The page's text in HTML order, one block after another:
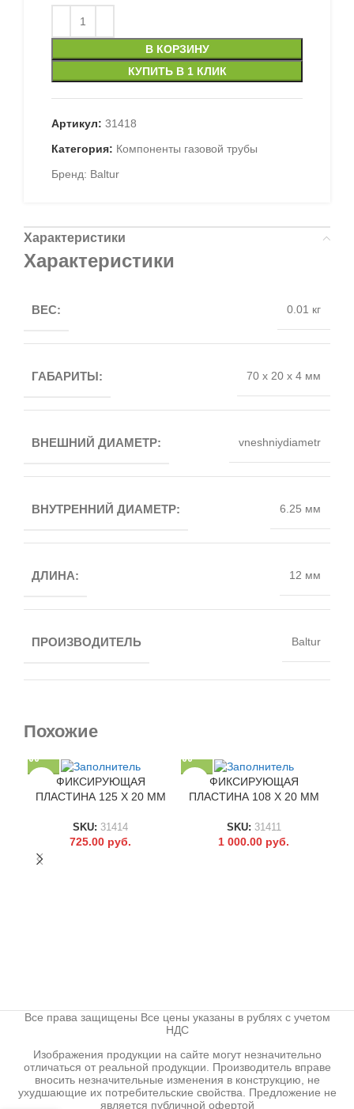
В КОРЗИНУ
КУПИТЬ В 1 КЛИК
Артикул: 31418
Категория: Компоненты газовой трубы
Бренд: Baltur
Характеристики
Характеристики
ВЕС: 0.01 кг
ГАБАРИТЫ: 70 x 20 x 4 мм
ВНЕШНИЙ ДИАМЕТР: vneshniydiametr
ВНУТРЕННИЙ ДИАМЕТР: 6.25 мм
ДЛИНА: 12 мм
ПРОИЗВОДИТЕЛЬ Baltur
Похожие
ФИКСИРУЮЩАЯ
ПЛАСТИНА 125 X 20 ММ
SKU: 31414
725.00 руб.
ФИКСИРУЮЩАЯ
ПЛАСТИНА 108 X 20 ММ
SKU: 31411
1 000.00 руб.
Все права защищены Все цены указаны в рублях с учетом
НДС
Изображения продукции на сайте могут незначительно
отличаться от реальной продукции. Производитель вправе
вносить незначительные изменения в конструкцию, не
ухудшающие их потребительские свойства. Предложение не
является публичной офертой